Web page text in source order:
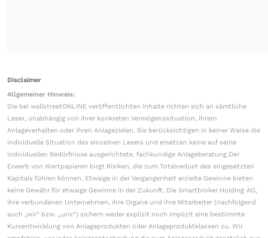
Disclaimer
Allgemeiner Hinweis:
Die bei wallstreetONLINE veröffentlichten Inhalte richten sich an sämtliche
Leser, unabhängig von ihrer konkreten Vermögenssituation, ihrem
Anlageverhalten oder ihren Anlagezielen. Sie berücksichtigen in keiner Weise die
individuelle Situation des einzelnen Lesers und ersetzen keine auf seine
individuellen Bedürfnisse ausgerichtete, fachkundige Anlageberatung.Der
Erwerb von Wertpapieren birgt Risiken, die zum Totalverlust des eingesetzten
Kapitals führen können. Etwaige in der Vergangenheit erzielte Gewinne bieten
keine Gewähr für etwaige Gewinne in der Zukunft. Die Smartbroker Holding AG,
ihre verbundenen Unternehmen, ihre Organe und ihre Mitarbeiter (nachfolgend
auch „wir“ bzw. „uns“) sichern weder explizit noch implizit eine bestimmte
Kursentwicklung von Anlageprodukten oder Anlageproduktklassen zu. Wir